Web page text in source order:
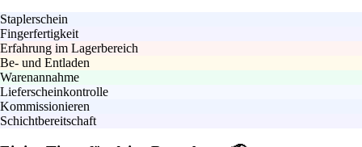
Staplerschein
Fingerfertigkeit
Erfahrung im Lagerbereich
Be- und Entladen
Warenannahme
Lieferscheinkontrolle
Kommissionieren
Schichtbereitschaft